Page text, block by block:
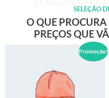
SELEÇÃO
O QUE
PREÇOS QUE
Promoção!